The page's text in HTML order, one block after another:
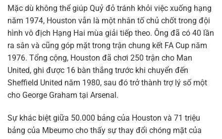
Mặc dù không thể giúp Quỷ đỏ tránh khỏi việc xuống hạng
năm 1974, Houston vẫn là một nhân tố chủ chốt trong đội
hình vô địch Hạng Hai mùa giải tiếp theo. Ông đã có 40 lần
ra sân và cũng góp mặt trong trận chung kết FA Cup năm
1976. Tổng cộng, Houston đã chơi 250 trận cho Man
United, ghi được 16 bàn thắng trước khi chuyển đến
Sheffield United năm 1980, sau đó trở thành trợ lý số một
cho George Graham tại Arsenal.
Sự khác biệt giữa 50.000 bảng của Houston và 71 triệu
bảng của Mbeumo cho thấy sự thay đổi chóng mặt của